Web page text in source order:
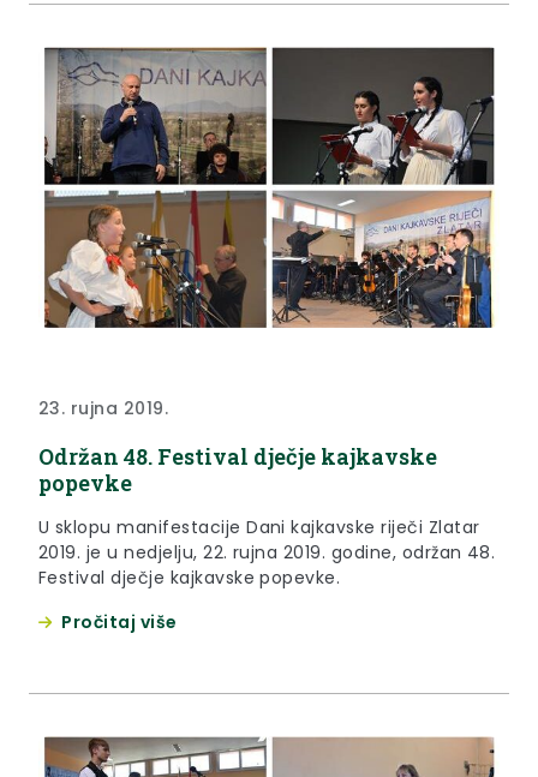
23. rujna 2019.
Održan 48. Festival dječje kajkavske
popevke
U sklopu manifestacije Dani kajkavske riječi Zlatar
2019. je u nedjelju, 22. rujna 2019. godine, održan 48.
Festival dječje kajkavske popevke.
Pročitaj više